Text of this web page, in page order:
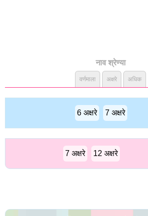
नाव श्रेण्या
वर्णमाला अक्षरे अधिक
6 अक्षरे 7 अक्षरे
7 अक्षरे 12 अक्षरे